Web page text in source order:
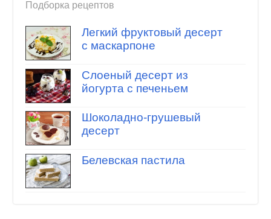
Подборка рецептов
Легкий фруктовый десерт
с маскарпоне
Слоеный десерт из
йогурта с печеньем
Шоколадно-грушевый
десерт
Белевская пастила